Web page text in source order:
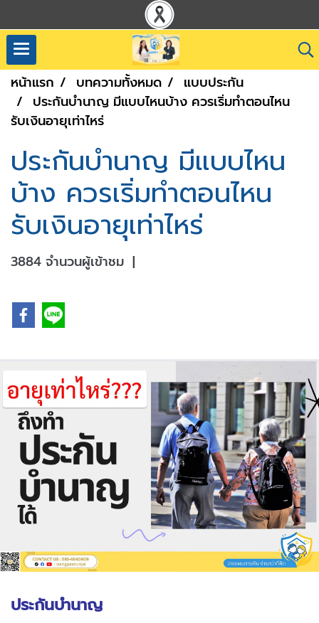
หน้าแรก บทความทั้งหมด
แบบประกัน
ประกันบำนาญ มีแบบไหนบ้าง ควรเริ่มทำตอนไหน
รับเงินอายุเท่าไหร่
ประกันบำนาญ มีแบบไหน
บ้าง ควรเริ่มทำตอนไหน
รับเงินอายุเท่าไหร่
3884 จำนวนผู้เข้าชม |
ประกันบำนาญ